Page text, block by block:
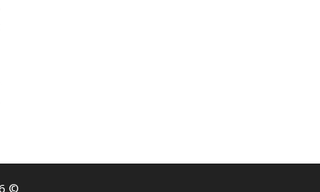
© 2026 Al Taiyar Call Taxi- كيو تاكسي | Taxi Service in Kuwait | All rights reserved.